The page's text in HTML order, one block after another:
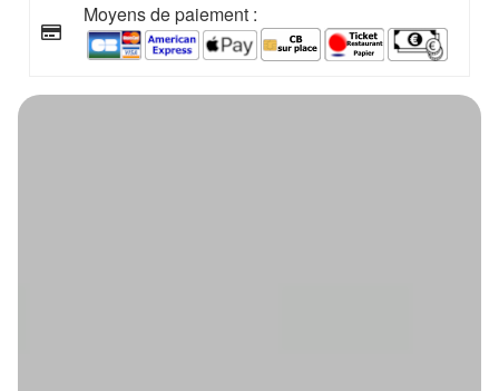
Moyens de paiement :